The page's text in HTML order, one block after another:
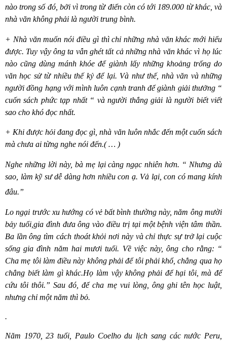
nào trong số đó, bởi vì trong từ điển còn có tới 189.000 từ khác, và
nhà văn không phải là người trung bình.
+ Nhà văn muốn nói điều gì thì chỉ những nhà văn khác mới hiểu
được. Tuy vậy ông ta vẫn ghét tất cả những nhà văn khác vì họ lúc
nào cũng dùng mánh khóe để giành lấy những khoảng trống do
văn học sử từ nhiều thế kỷ để lại. Và như thế, nhà văn và những
người đồng hạng với mình luôn cạnh tranh để giành giải thưởng “
cuốn sách phức tạp nhất “ và người thắng giải là người biết viết
sao cho khó đọc nhất.
+ Khi được hỏi đang đọc gì, nhà văn luôn nhắc đến một cuốn sách
mà chưa ai từng nghe nói đến.( … )
Nghe những lời này, bà mẹ lại càng ngạc nhiên hơn. “ Nhưng dù
sao, làm kỹ sư dễ dàng hơn nhiều con ạ. Vả lại, con có mang kính
đâu.”
Lo ngại trước xu hướng có vẻ bất bình thường này, năm ông mười
bảy tuổi,gia đình đưa ông vào điều trị tại một bệnh viện tâm thần.
Ba lần ông tìm cách thoát khỏi nơi này và chỉ thực sự trở lại cuộc
sống gia đình năm hai mươi tuổi. Về việc này, ông cho rằng: “
Cha mẹ tôi làm điều này không phải để tôi phải khổ, chẳng qua họ
chẳng biết làm gì khác.Họ làm vậy không phải để hại tôi, mà để
cứu tôi thôi.” Sau đó, đểcha mẹ vui lòng, ông ghi tên học luật,
nhưng chỉ một năm thì bỏ.
.
Năm 1970, 23 tuổi, Paulo Coelho du lịch sang các nước Peru,